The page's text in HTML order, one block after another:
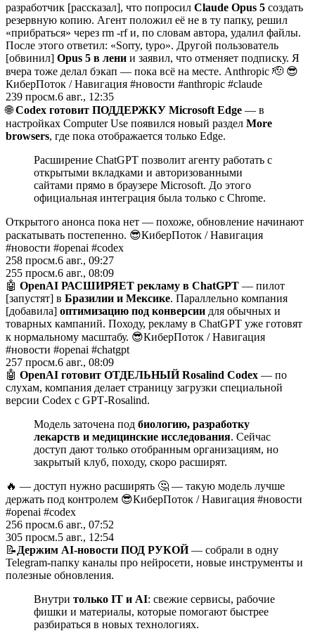
разработчик [рассказал], что попросил Claude Opus 5 создать
резервную копию. Агент положил её не в ту папку, решил
«прибраться» через rm -rf и, по словам автора, удалил файлы.
После этого ответил: «Sorry, typo». Другой пользователь
[обвинил] Opus 5 в лени и заявил, что отменяет подписку. Я
вчера тоже делал бэкап — пока всё на месте. Anthropic 🫡 😎
КиберПоток / Навигация #новости #anthropic #claude
239 просм.6 авг., 12:35
🌐Codex готовит ПОДДЕРЖКУ Microsoft Edge — в
настройках Computer Use появился новый раздел More
browsers, где пока отображается только Edge.
Расширение ChatGPT позволит агенту работать с
открытыми вкладками и авторизованными
сайтами прямо в браузере Microsoft. До этого
официальная интеграция была только с Chrome.
Открытого анонса пока нет — похоже, обновление начинают
раскатывать постепенно. 😎КиберПоток / Навигация
#новости #openai #codex
258 просм.6 авг., 09:27
255 просм.6 авг., 08:09
🤖 OpenAI РАСШИРЯЕТ рекламу в ChatGPT — пилот
[запустят] в Бразилии и Мексике. Параллельно компания
[добавила] оптимизацию под конверсии для обычных и
товарных кампаний. Походу, рекламу в ChatGPT уже готовят
к нормальному масштабу. 😎КиберПоток / Навигация
#новости #openai #chatgpt
257 просм.6 авг., 08:09
🤖 OpenAI готовит ОТДЕЛЬНЫЙ Rosalind Codex — по
слухам, компания делает страницу загрузки специальной
версии Codex с GPT‑Rosalind.
Модель заточена под биологию, разработку
лекарств и медицинские исследования. Сейчас
доступ дают только отобранным организациям, но
закрытый клуб, походу, скоро расширят.
🔥 — доступ нужно расширять 🤔 — такую модель лучше
держать под контролем 😎КиберПоток / Навигация #новости
#openai #codex
256 просм.6 авг., 07:52
305 просм.5 авг., 12:54
📝 Держим AI-новости ПОД РУКОЙ— собрали в одну
Telegram-папку каналы про нейросети, новые инструменты и
полезные обновления.
Внутри только IT и AI: свежие сервисы, рабочие
фишки и материалы, которые помогают быстрее
разбираться в новых технологиях.